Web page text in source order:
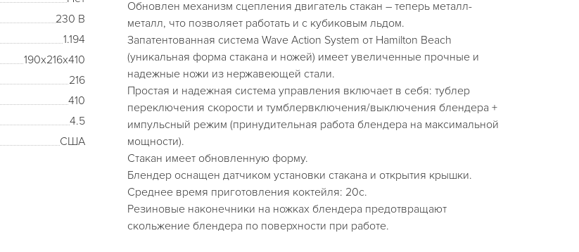
230 В
1.194
190х216х410
216
410
4.5
США
Обновлен механизм сцепления двигатель стакан – теперь металл-
металл, что позволяет работать и с кубиковым льдом.
Запатентованная система Wave Action System от Hamilton Beach
(уникальная форма стакана и ножей) имеет увеличенные прочные и
надежные ножи из нержавеющей стали.
Простая и надежная система управления включает в себя: тублер
переключения скорости и тумблервключения/выключения блендера +
импульсный режим (принудительная работа блендера на максимальной
мощности).
Стакан имеет обновленную форму.
Блендер оснащен датчиком установки стакана и открытия крышки.
Среднее время приготовления коктейля: 20с.
Резиновые наконечники на ножках блендера предотвращают
скольжение блендера по поверхности при работе.